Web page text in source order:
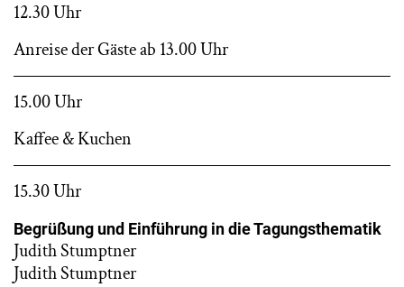
12.30 Uhr
Anreise der Gäste ab 13.00 Uhr
15.00 Uhr
Kaffee & Kuchen
15.30 Uhr
Begrüßung und Einführung in die Tagungsthematik
Judith Stumptner
Judith Stumptner